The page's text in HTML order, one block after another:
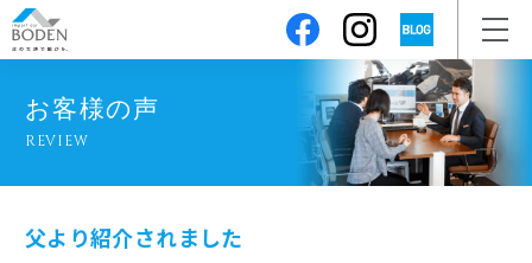
お客様の声
REVIEW
父より紹介されました